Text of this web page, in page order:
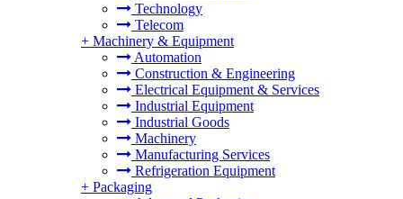
Technology
Telecom
+ Machinery & Equipment
Automation
Construction & Engineering
Electrical Equipment & Services
Industrial Equipment
Industrial Goods
Machinery
Manufacturing Services
Refrigeration Equipment
+ Packaging